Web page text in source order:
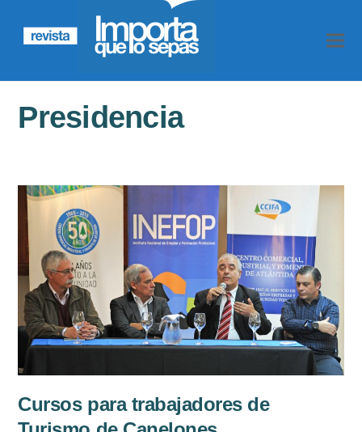
Presidencia
Cursos para trabajadores de